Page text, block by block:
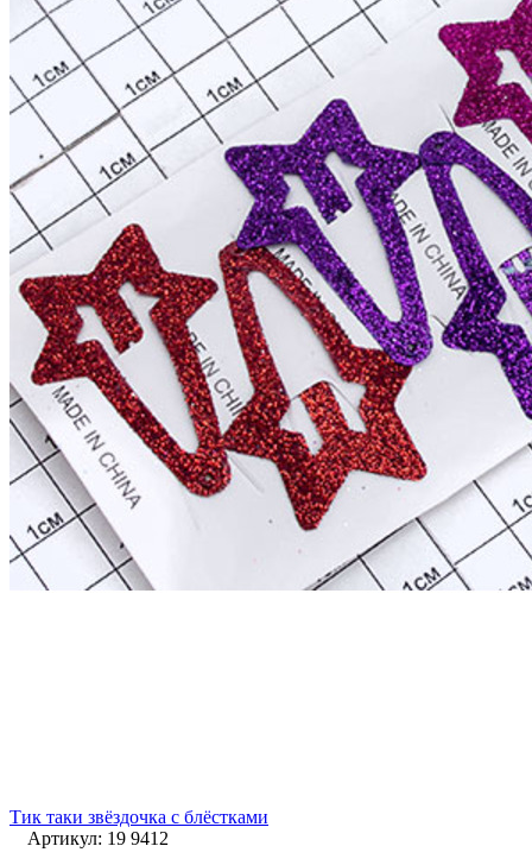
Тик таки звёздочка с блёстками
Артикул: 19 9412